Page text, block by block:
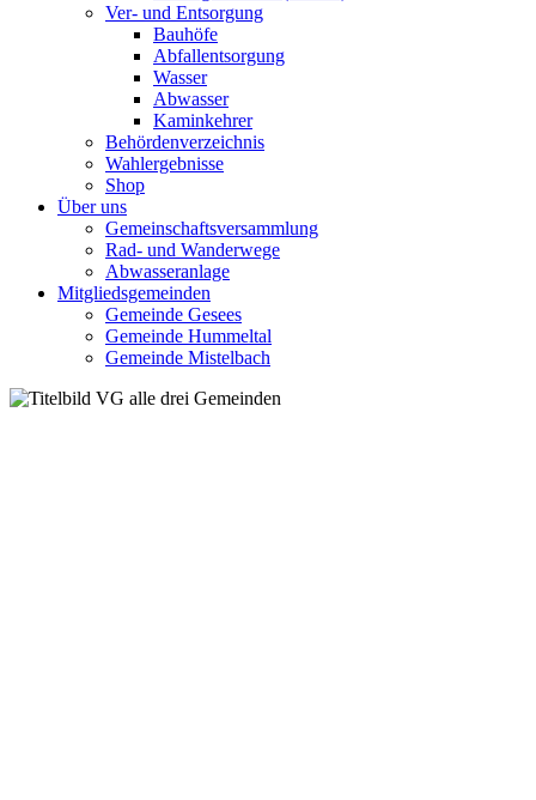
Ver- und Entsorgung
Bauhöfe
Abfallentsorgung
Wasser
Abwasser
Kaminkehrer
Behördenverzeichnis
Wahlergebnisse
Shop
Über uns
Gemeinschaftsversammlung
Rad- und Wanderwege
Abwasseranlage
Mitgliedsgemeinden
Gemeinde Gesees
Gemeinde Hummeltal
Gemeinde Mistelbach